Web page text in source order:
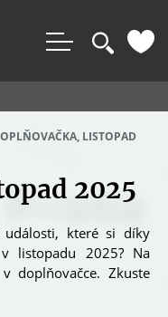
LISTOPAD
2025
události, které si díky
listopadu 2025? Na
doplňovačce. Zkuste